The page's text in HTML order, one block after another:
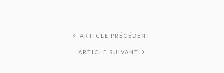
ARTICLE PRÉCÉDENT
ARTICLE SUIVANT